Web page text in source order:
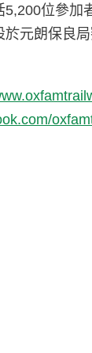
5,200位參
元朗保良